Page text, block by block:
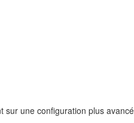
une configuration plus